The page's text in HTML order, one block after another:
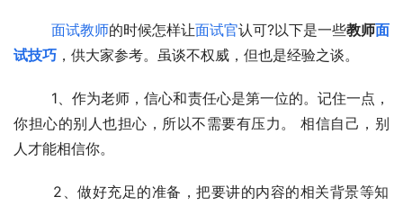
面试教师的时候怎样让面试官认可?以下是一些教师面
试技巧 ，供大家参考。虽谈不权威，但也是经验之谈。
你担心的别人也担心，所以不需要有压力。 相信自己，别
人才能相信你。